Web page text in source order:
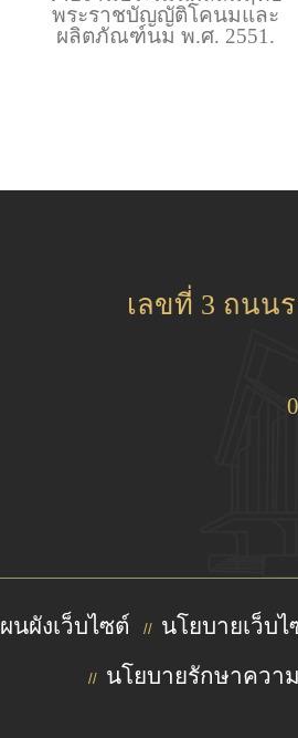
พระราชบัญญัติโคนมและ
ผลิตภัณฑ์นม พ.ศ. 2551.
เลขที่ 3 ถนน
นผังเว็บไซต์ // นโยบายเว็บไ
// นโยบายรักษาควา